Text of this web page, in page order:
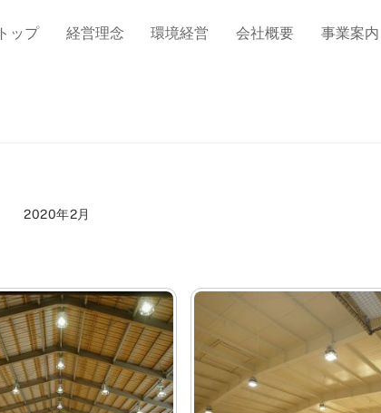
トップ 経営理念 環境経営 会社概要 事業案内
2020年2月